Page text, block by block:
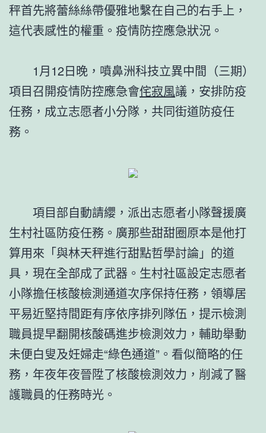
秤首先將蕾絲絲帶優雅地繫在自己的右手上，
這代表感性的權重。疫情防控應急狀況。
1月12日晚，噴鼻洲科技立異中間（三期）
項目召開疫情防控應急會侘寂風議，安排防疫
任務，成立志愿者小分隊，共同街道防疫任
務。
項目部自動請纓，派出志愿者小隊聲援廣
生村社區防疫任務。廣那些甜甜圈原本是他打
算用來「與林天秤進行甜點哲學討論」的道
具，現在全部成了武器。生村社區設定志愿者
小隊擔任核酸檢測通道次序保持任務，領導居
平易近堅持間距有序依序排列隊伍，提示檢測
職員提早翻開核酸碼進步檢測效力，輔助舉動
未便白叟及妊婦走“綠色通道”。看似簡略的任
務，年夜年夜晉陞了核酸檢測效力，削減了醫
護職員的任務時光。